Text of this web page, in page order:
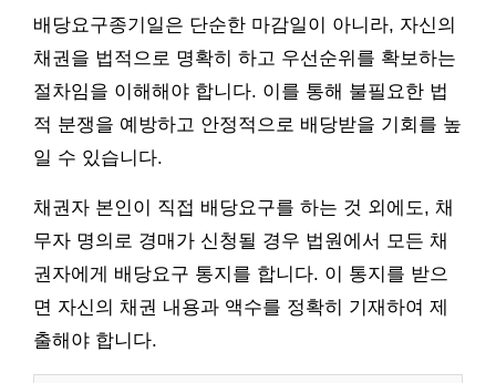
배당요구종기일은 단순한 마감일이 아니라, 자신의
채권을 법적으로 명확히 하고 우선순위를 확보하는
절차임을 이해해야 합니다. 이를 통해 불필요한 법
적 분쟁을 예방하고 안정적으로 배당받을 기회를 높
일 수 있습니다.
채권자 본인이 직접 배당요구를 하는 것 외에도, 채
무자 명의로 경매가 신청될 경우 법원에서 모든 채
권자에게 배당요구 통지를 합니다. 이 통지를 받으
면 자신의 채권 내용과 액수를 정확히 기재하여 제
출해야 합니다.